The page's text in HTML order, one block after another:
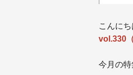
こんに
vol.330
今月の特